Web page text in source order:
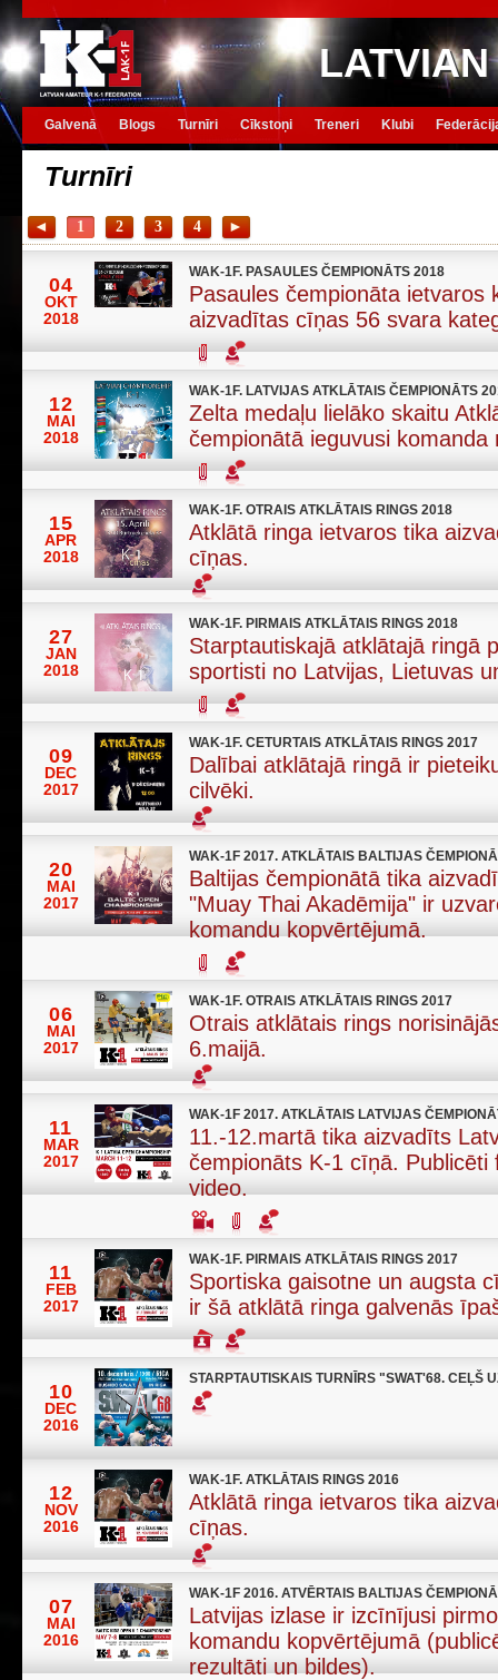
Galvenā Blogs Turnīri Cīkstoņi Treneri Klubi
Turnīri
◄ 1 2 3 4 ►
04
OKT
2018
WAK-1F. PASAULES ČEMPIONĀTS 2018
Pasaules čempionāta ietvaros
aizvadītas cīņas 56 svara
12
MAI
2018
WAK-1F. LATVIJAS ATKLĀTAIS ČEMPIONĀTS
Zelta medaļu lielāko skaitu
čempionātā ieguvusi komanda
15
APR
2018
WAK-1F. OTRAIS ATKLĀTAIS RINGS 2018
Atklātā ringa ietvaros tika
cīņas.
27
JAN
2018
WAK-1F. PIRMAIS ATKLĀTAIS RINGS 2018
Starptautiskajā atklātajā ringā
sportisti no Latvijas, Lietuvas
09
DEC
2017
WAK-1F. CETURTAIS ATKLĀTAIS RINGS 2017
Dalībai atklātajā ringā ir
cilvēki.
20
MAI
2017
WAK-1F 2017. ATKLĀTAIS BALTIJAS
Baltijas čempionātā tika
"Muay Thai Akadēmija" ir
komandu kopvērtējumā.
06
MAI
2017
WAK-1F. OTRAIS ATKLĀTAIS RINGS 2017
Otrais atklātais rings
6.maijā.
11
MAR
2017
WAK-1F 2017. ATKLĀTAIS LATVIJAS
11.-12.martā tika aizvadīts
čempionāts K-1 cīņā. Publicēti
video.
11
FEB
2017
WAK-1F. PIRMAIS ATKLĀTAIS RINGS 2017
Sportiska gaisotne un augsta
ir šā atklātā ringa galvenās
10
DEC
2016
STARPTAUTISKAIS TURNĪRS "SWAT'68. CEĻŠ
12
NOV
2016
WAK-1F. ATKLĀTAIS RINGS 2016
Atklātā ringa ietvaros tika
cīņas.
07
MAI
2016
WAK-1F 2016. ATVĒRTAIS BALTIJAS
Latvijas izlase ir izcīnījusi
komandu kopvērtējumā
rezultāti un bildes).